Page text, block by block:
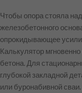
Чтобы опора стояла
железобетонного
опрокидывающее
Калькулятор
бетона. Для
глубокой закладной
или буронабивной